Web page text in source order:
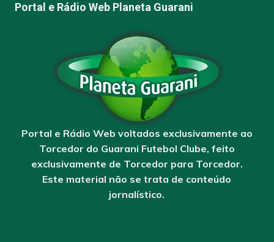
Portal e Rádio Web Planeta Guarani
Portal e Rádio Web voltados exclusivamente ao
Torcedor do Guarani Futebol Clube, feito
exclusivamente de Torcedor para Torcedor.
Este material não se trata de conteúdo
jornalístico.